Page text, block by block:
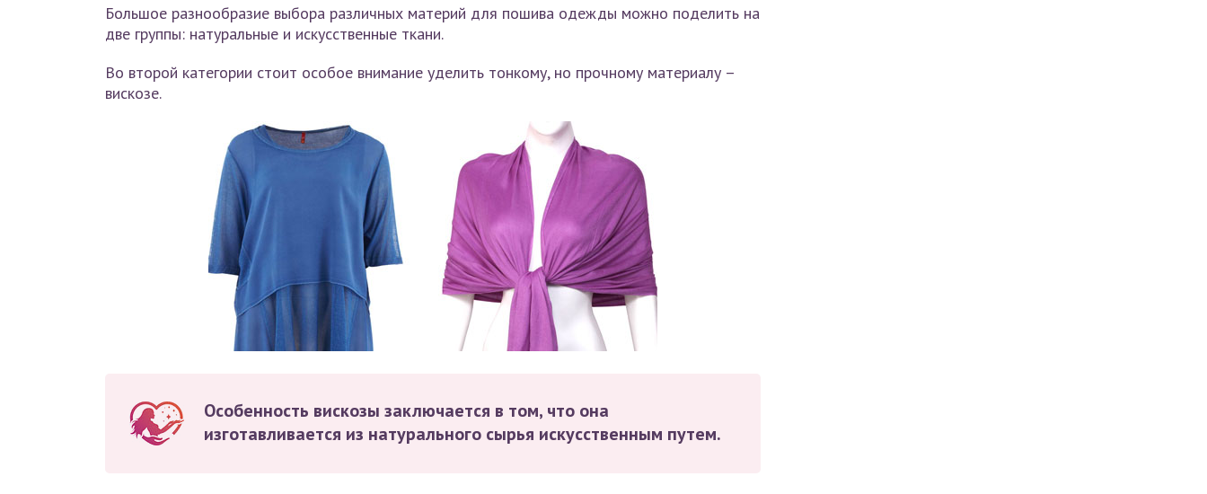
Большое разнообразие выбора различных материй для пошива одежды можно поделить на
две группы: натуральные и искусственные ткани.
Во второй категории стоит особое внимание уделить тонкому, но прочному материалу –
вискозе.
Особенность вискозы заключается в том, что она
изготавливается из натурального сырья искусственным путем.